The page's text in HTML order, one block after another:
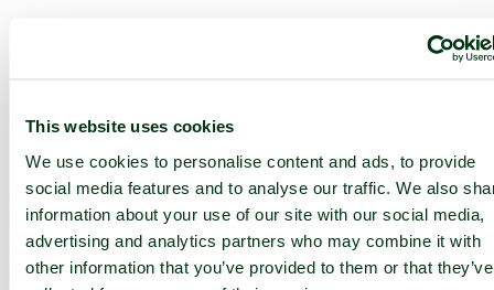
This website uses cookies
We use cookies to personalise content and ads, to provide
social media features and to analyse our traffic. We also
information about your use of our site with our social media,
advertising and analytics partners who may combine it with
other information that you’ve provided to them or that they’ve